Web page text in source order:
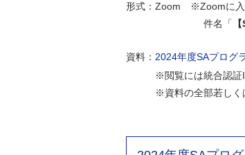
形式：Zoom ※Zoomに入
件名「
資料： 2024年度SAプログ
※閲覧には統合認証ID
※資料の全部若しくは